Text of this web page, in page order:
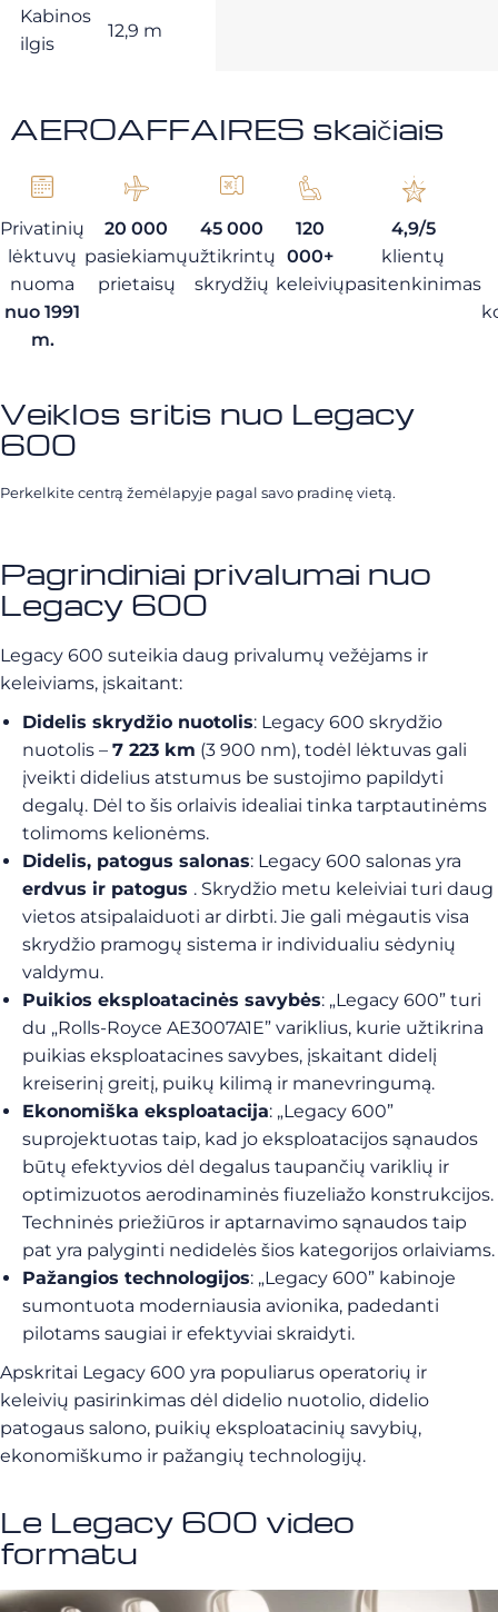
Kabinos
ilgis
12,9 m
AEROAFFAIRES skaičiais
Privatinių
lėktuvų
nuoma
nuo 1991
m.
20 000
pasiekiamų
prietaisų
45 000
užtikrintų
skrydžių
120
000+
keleivių
4,9/5
klientų
pasitenkinimas
Veiklos sritis nuo Legacy
600
Perkelkite centrą žemėlapyje pagal savo pradinę vietą.
Pagrindiniai privalumai nuo
Legacy 600
Legacy 600 suteikia daug privalumų vežėjams ir
keleiviams, įskaitant:
Didelis skrydžio nuotolis: Legacy 600 skrydžio
nuotolis – 7 223 km (3 900 nm), todėl lėktuvas gali
įveikti didelius atstumus be sustojimo papildyti
degalų. Dėl to šis orlaivis idealiai tinka tarptautinėms
tolimoms kelionėms.
Didelis, patogus salonas: Legacy 600 salonas yra
erdvus ir patogus . Skrydžio metu keleiviai turi daug
vietos atsipalaiduoti ar dirbti. Jie gali mėgautis visa
skrydžio pramogų sistema ir individualiu sėdynių
valdymu.
Puikios eksploatacinės savybės: „Legacy 600” turi
du „Rolls-Royce AE3007A1E” variklius, kurie užtikrina
puikias eksploatacines savybes, įskaitant didelį
kreiserinį greitį, puikų kilimą ir manevringumą.
Ekonomiška eksploatacija: „Legacy 600”
suprojektuotas taip, kad jo eksploatacijos sąnaudos
būtų efektyvios dėl degalus taupančių variklių ir
optimizuotos aerodinaminės fiuzeliažo konstrukcijos.
Techninės priežiūros ir aptarnavimo sąnaudos taip
pat yra palyginti nedidelės šios kategorijos orlaiviams.
Pažangios technologijos: „Legacy 600” kabinoje
sumontuota moderniausia avionika, padedanti
pilotams saugiai ir efektyviai skraidyti.
Apskritai Legacy 600 yra populiarus operatorių ir
keleivių pasirinkimas dėl didelio nuotolio, didelio
patogaus salono, puikių eksploatacinių savybių,
ekonomiškumo ir pažangių technologijų.
Le Legacy 600 video
formatu